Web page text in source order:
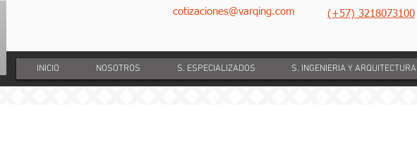
INICIO NOSOTROS S. ESPECIALIZADOS S. INGENIERIA Y ARQUITECTURA
cotizaciones@varqing.com (+57) 3218073100